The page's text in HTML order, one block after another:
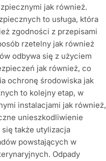
jak również.
to usługa, która
zgodności z przepisami
rzetelny jak również
odbywa się z użyciem
jak również, co
ochronę środowiska jak
to kolejny etap, w
instalacjami jak również,
unieszkodliwienie
także utylizacja
powstających w
Odpady